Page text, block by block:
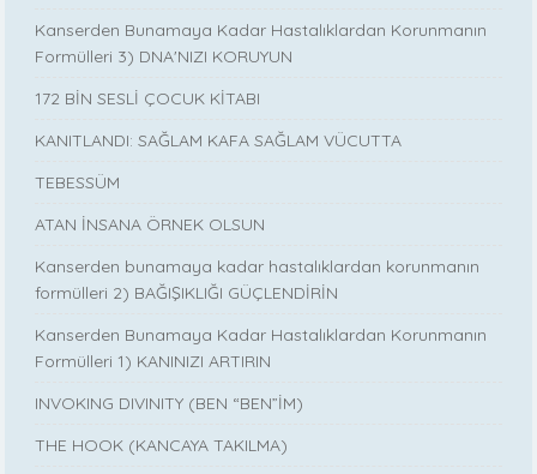
Kanserden Bunamaya Kadar Hastalıklardan Korunmanın
Formülleri 3) DNA'NIZI KORUYUN
172 BİN SESLİ ÇOCUK KİTABI
KANITLANDI: SAĞLAM KAFA SAĞLAM VÜCUTTA
TEBESSÜM
ATAN İNSANA ÖRNEK OLSUN
Kanserden bunamaya kadar hastalıklardan korunmanın
formülleri 2) BAĞIŞIKLIĞI GÜÇLENDİRİN
Kanserden Bunamaya Kadar Hastalıklardan Korunmanın
Formülleri 1) KANINIZI ARTIRIN
INVOKING DIVINITY (BEN “BEN”İM)
THE HOOK (KANCAYA TAKILMA)